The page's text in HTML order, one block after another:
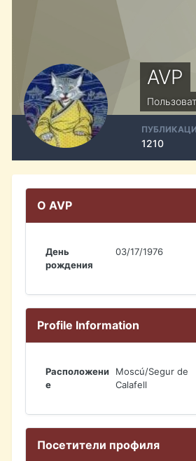
AVP
1210
О AVP
День
рождения
03/17/1976
Profile Information
Расположени
е
Moscú/Segur de
Calafell
Посетители профиля